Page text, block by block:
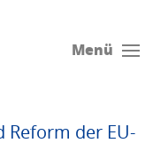
Menü
Reform der EU-